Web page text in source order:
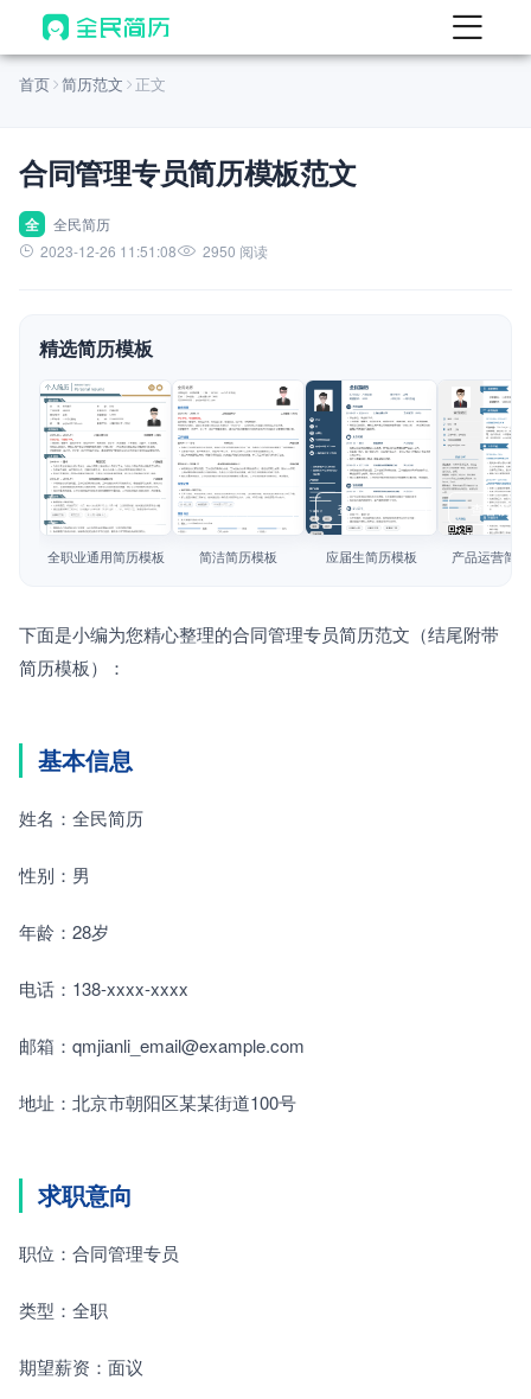
首页
AI 生成简历
AI 优化简历
AI 翻译简历
AI 模拟面试
面试自我介绍
AI 职场工具 New
简历模板
简历教程
首页 简历范文 正文
合同管理专员简历模板范文
全
全民简历
2023-12-26 11:51:08
2950 阅读
精选简历模板
查看模板
全职业通用简历模板
查看模板
简洁简历模板
查看模板
应届生简历模板
查看模板
产品运营简
下面是小编为您精心整理的合同管理专员简历范文（结尾附带
简历模板）：
基本信息
姓名：全民简历
性别：男
年龄：28岁
电话：138-xxxx-xxxx
邮箱：qmjianli_email@example.com
地址：北京市朝阳区某某街道100号
求职意向
职位：合同管理专员
类型：全职
期望薪资：面议